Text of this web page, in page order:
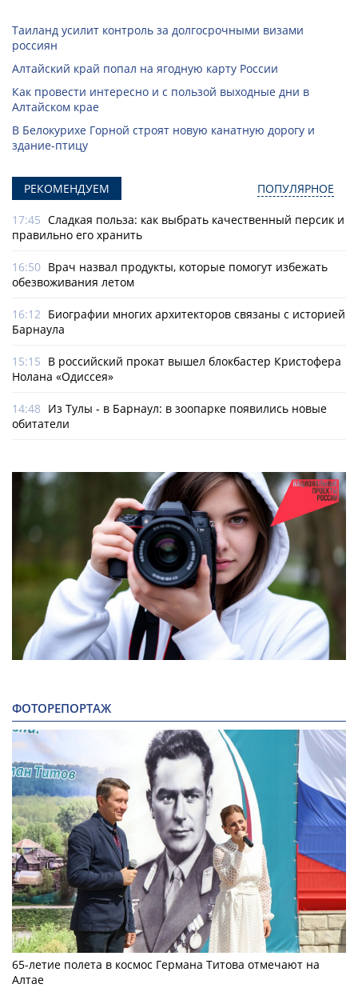
Таиланд усилит контроль за долгосрочными визами
россиян
Алтайский край попал на ягодную карту России
Как провести интересно и с пользой выходные дни в
Алтайском крае
В Белокурихе Горной строят новую канатную дорогу и
здание-птицу
РЕКОМЕНДУЕМ ПОПУЛЯРНОЕ
17:45 Сладкая польза: как выбрать качественный персик и
правильно его хранить
16:50 Врач назвал продукты, которые помогут избежать
обезвоживания летом
16:12 Биографии многих архитекторов связаны с историей
Барнаула
15:15 В российский прокат вышел блокбастер Кристофера
Нолана «Одиссея»
14:48 Из Тулы - в Барнаул: в зоопарке появились новые
обитатели
ФОТОРЕПОРТАЖ
65-летие полета в космос Германа Титова отмечают на
Алтае